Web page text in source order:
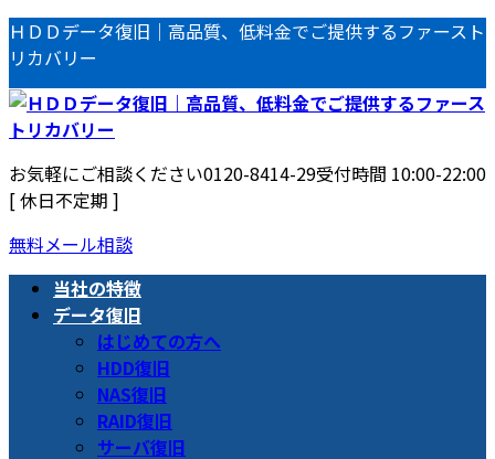
コ
ン
テ
ン
ツ
へ
ス
キ
ッ
プ
ナ
ビ
ゲ
ー
シ
ョ
ン
に
移
動
ＨＤＤデータ復旧｜高品質、低料金でご提供するファースト
リカバリー
お気軽にご相談ください0120-8414-29受付時間 10:00-22:00
[ 休日不定期 ]
無料メール相談
当社の特徴
データ復旧
はじめての方へ
HDD復旧
NAS復旧
RAID復旧
サーバ復旧